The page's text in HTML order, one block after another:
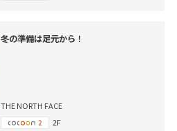
冬の準備は足元から！
THE NORTH FACE
2F